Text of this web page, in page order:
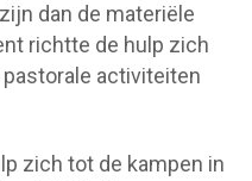
dan de materiële
richtte de hulp zich
activiteiten
zich tot de kampen in